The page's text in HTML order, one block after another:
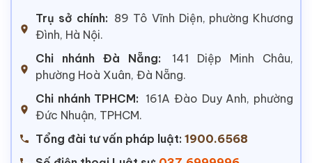
Trụ sở chính: 89 Tô Vĩnh Diện, phường Khương
Đình, Hà Nội.
Chi nhánh Đà Nẵng:
141 Diệp Minh Châu,
phường Hoà Xuân, Đà Nẵng.
Chi nhánh TPHCM: 161A Đào Duy Anh, phường
Đức Nhuận, TPHCM.
Tổng đài tư vấn pháp luật: 1900.6568